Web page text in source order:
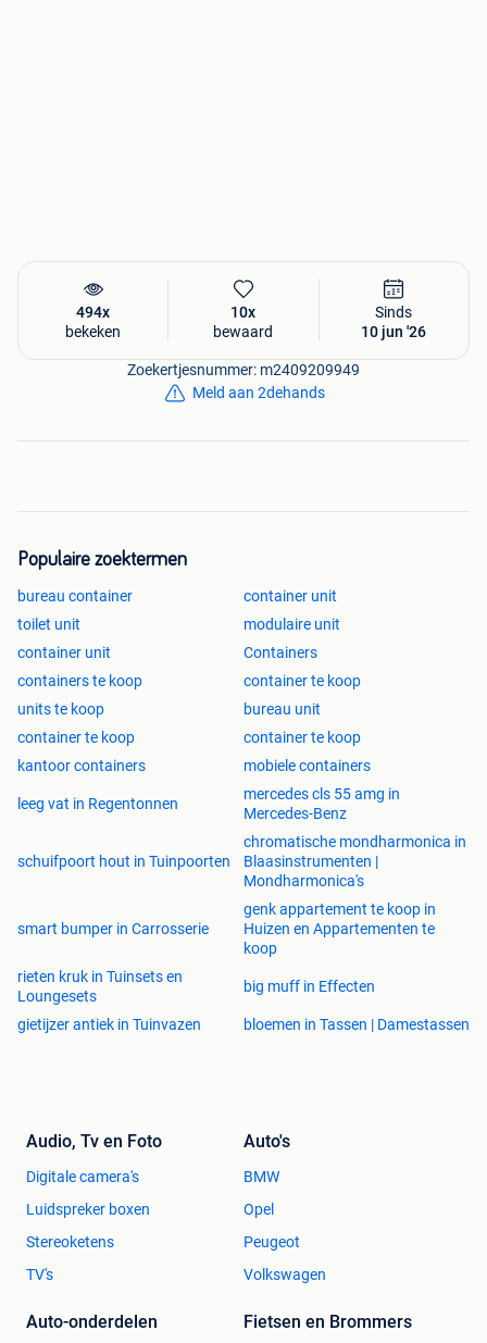
494x
bekeken
10x
bewaard
Sinds
10 jun '26
Zoekertjesnummer: m2409209949
Meld aan 2dehands
Populaire zoektermen
bureau container
container unit
toilet unit
modulaire unit
container unit
Containers
containers te koop
container te koop
units te koop
bureau unit
container te koop
container te koop
kantoor containers
mobiele containers
leeg vat in Regentonnen
mercedes cls 55 amg in
Mercedes-Benz
schuifpoort hout in Tuinpoorten
chromatische mondharmonica in
Blaasinstrumenten |
Mondharmonica's
smart bumper in Carrosserie
genk appartement te koop in
Huizen en Appartementen te
koop
rieten kruk in Tuinsets en
Loungesets
big muff in Effecten
gietijzer antiek in Tuinvazen bloemen in Tassen | Damestassen
Audio, Tv en Foto
Digitale camera's
Luidspreker boxen
Stereoketens
TV's
Auto's
BMW
Opel
Peugeot
Volkswagen
Auto-onderdelen Fietsen en Brommers